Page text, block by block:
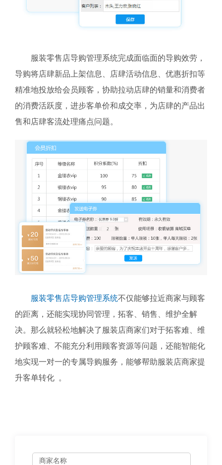
服装零售店导购管理系统完成面临面的导购效劳，
导购将店肆新品上架信息、店肆活动信息、优惠折扣等
精准地投放给会员顾客，协助拉动店肆的销量和消费者
的消费活跃度，进步客单价和成交率，为店肆的产品出
售和店肆客流处理痛点问题。
服装零售店导购管理系统不仅能够拉近商家与顾客
的距离，还能实现协同管理，拓客、销售、维护全解
决。那么就轻松地解决了服装店商家们对于拓客难、维
护顾客难、不能充分利用顾客资源等问题，还能智能化
地实现一对一的专属导购服务，能够帮助服装店商家提
升客单转化 。